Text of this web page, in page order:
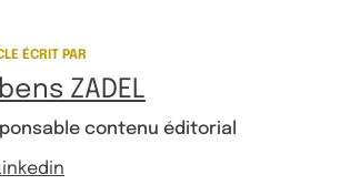
ÉCRIT PAR
ZADEL
contenu éditorial